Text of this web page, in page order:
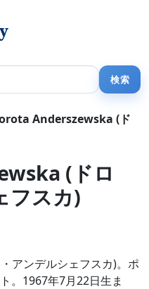
Anderszewska (ド
(ドロ
フスカ)
アンデルシェフスカ)。ポ
。1967年7月22日生ま